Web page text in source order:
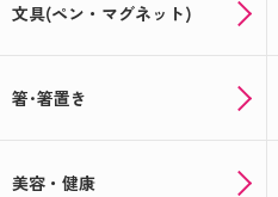
文具(ペン・マグネット)
箸･箸置き
美容・健康